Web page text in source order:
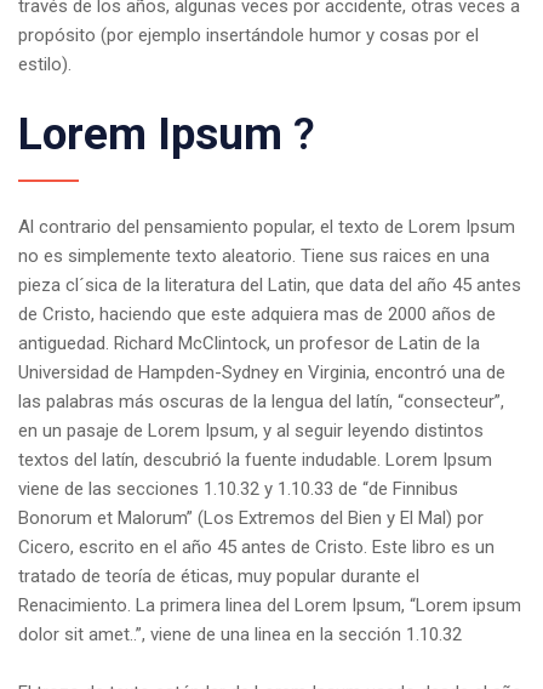
través de los años, algunas veces por accidente, otras veces a
propósito (por ejemplo insertándole humor y cosas por el
estilo).
Lorem Ipsum ?
Al contrario del pensamiento popular, el texto de Lorem Ipsum
no es simplemente texto aleatorio. Tiene sus raices en una
pieza cl´sica de la literatura del Latin, que data del año 45 antes
de Cristo, haciendo que este adquiera mas de 2000 años de
antiguedad. Richard McClintock, un profesor de Latin de la
Universidad de Hampden-Sydney en Virginia, encontró una de
las palabras más oscuras de la lengua del latín, “consecteur”,
en un pasaje de Lorem Ipsum, y al seguir leyendo distintos
textos del latín, descubrió la fuente indudable. Lorem Ipsum
viene de las secciones 1.10.32 y 1.10.33 de “de Finnibus
Bonorum et Malorum” (Los Extremos del Bien y El Mal) por
Cicero, escrito en el año 45 antes de Cristo. Este libro es un
tratado de teoría de éticas, muy popular durante el
Renacimiento. La primera linea del Lorem Ipsum, “Lorem ipsum
dolor sit amet..”, viene de una linea en la sección 1.10.32